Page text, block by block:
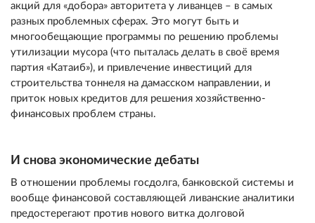
акций для «добора» авторитета у ливанцев – в самых
разных проблемных сферах. Это могут быть и
многообещающие программы по решению проблемы
утилизации мусора (что пыталась делать в своё время
партия «Катаиб»), и привлечение инвестиций для
строительства тоннеля на дамасском направлении, и
приток новых кредитов для решения хозяйственно-
финансовых проблем страны.
И снова экономические дебаты
В отношении проблемы госдолга, банковской системы и
вообще финансовой составляющей ливанские аналитики
предостерегают против нового витка долговой